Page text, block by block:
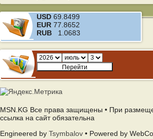
USD 69.8499
EUR 77.8652
RUB 1.0683
MSN.KG Все права защищены • При
ссылка на сайт обязательна
Engineered by Tsymbalov • Powered by